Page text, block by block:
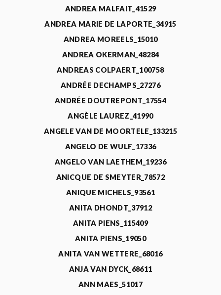
ANDREA MALFAIT_41529
ANDREA MARIE DE LAPORTE_34915
ANDREA MOREELS_15010
ANDREA OKERMAN_48284
ANDREAS COLPAERT_100758
ANDRÉE DECHAMPS_27276
ANDRÉE DOUTREPONT_17554
ANGÈLE LAUREZ_41990
ANGELE VAN DE MOORTELE_133215
ANGELO DE WULF_17336
ANGELO VAN LAETHEM_19236
ANICQUE DE SMEYTER_78572
ANIQUE MICHELS_93561
ANITA DHONDT_37912
ANITA PIENS_115409
ANITA PIENS_19050
ANITA VAN WETTERE_68016
ANJA VAN DYCK_68611
ANN MAES_51017